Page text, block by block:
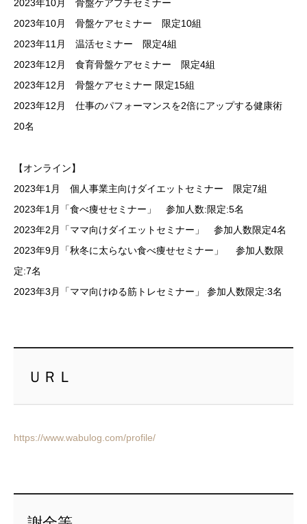
2023年10月 骨盤ケアプチセミナー
2023年10月 骨盤ケアセミナー 限定10組
2023年11月 温活セミナー 限定4組
2023年12月 食育骨盤ケアセミナー 限定4組
2023年12月 骨盤ケアセミナー 限定15組
2023年12月 仕事のパフォーマンスを2倍にアップする健康術
20名
【オンライン】
2023年1月 個人事業主向けダイエットセミナー 限定7組
2023年1月「食べ痩せセミナー」 参加人数:限定:5名
2023年2月「ママ向けダイエットセミナー」 参加人数限定4名
2023年9月「秋冬に太らない食べ痩せセミナー」 参加人数限
定:7名
2023年3月「ママ向けゆる筋トレセミナー」 参加人数限定:3名
ＵＲＬ
https://www.wabulog.com/profile/